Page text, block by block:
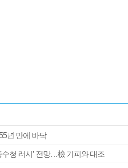
년 만에 바닥
수청 러시’ 전망…檢 기피와 대조